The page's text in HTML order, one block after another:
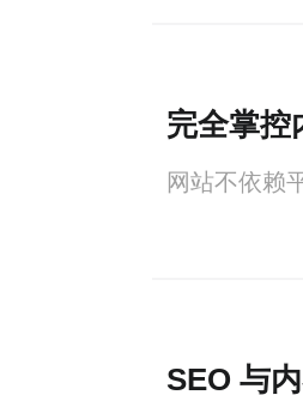
完全掌控
网站不依赖
SEO 与